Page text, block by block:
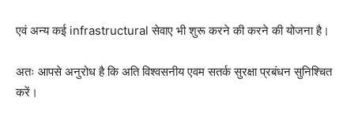
एवं अन्य कई infrastructural सेवाए भी शुरू करने की करने की योजना है।
अतः आपसे अनुरोध है कि अति विश्वसनीय एवम सतर्क सुरक्षा प्रबंधन सुनिश्चित
करें।